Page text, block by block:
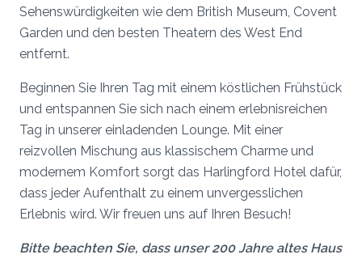
Sehenswürdigkeiten wie dem British Museum, Covent
Garden und den besten Theatern des West End
entfernt.
Beginnen Sie Ihren Tag mit einem köstlichen Frühstück
und entspannen Sie sich nach einem erlebnisreichen
Tag in unserer einladenden Lounge. Mit einer
reizvollen Mischung aus klassischem Charme und
modernem Komfort sorgt das Harlingford Hotel dafür,
dass jeder Aufenthalt zu einem unvergesslichen
Erlebnis wird. Wir freuen uns auf Ihren Besuch!
Bitte beachten Sie, dass unser 200 Jahre altes Haus